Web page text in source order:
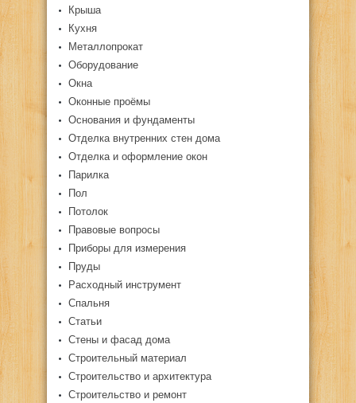
Крыша
Кухня
Металлопрокат
Оборудование
Окна
Оконные проёмы
Основания и фундаменты
Отделка внутренних стен дома
Отделка и оформление окон
Парилка
Пол
Потолок
Правовые вопросы
Приборы для измерения
Пруды
Расходный инструмент
Спальня
Статьи
Стены и фасад дома
Строительный материал
Строительство и архитектура
Строительство и ремонт